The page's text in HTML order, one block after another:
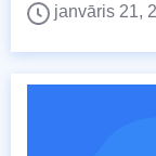
janvāris 21,